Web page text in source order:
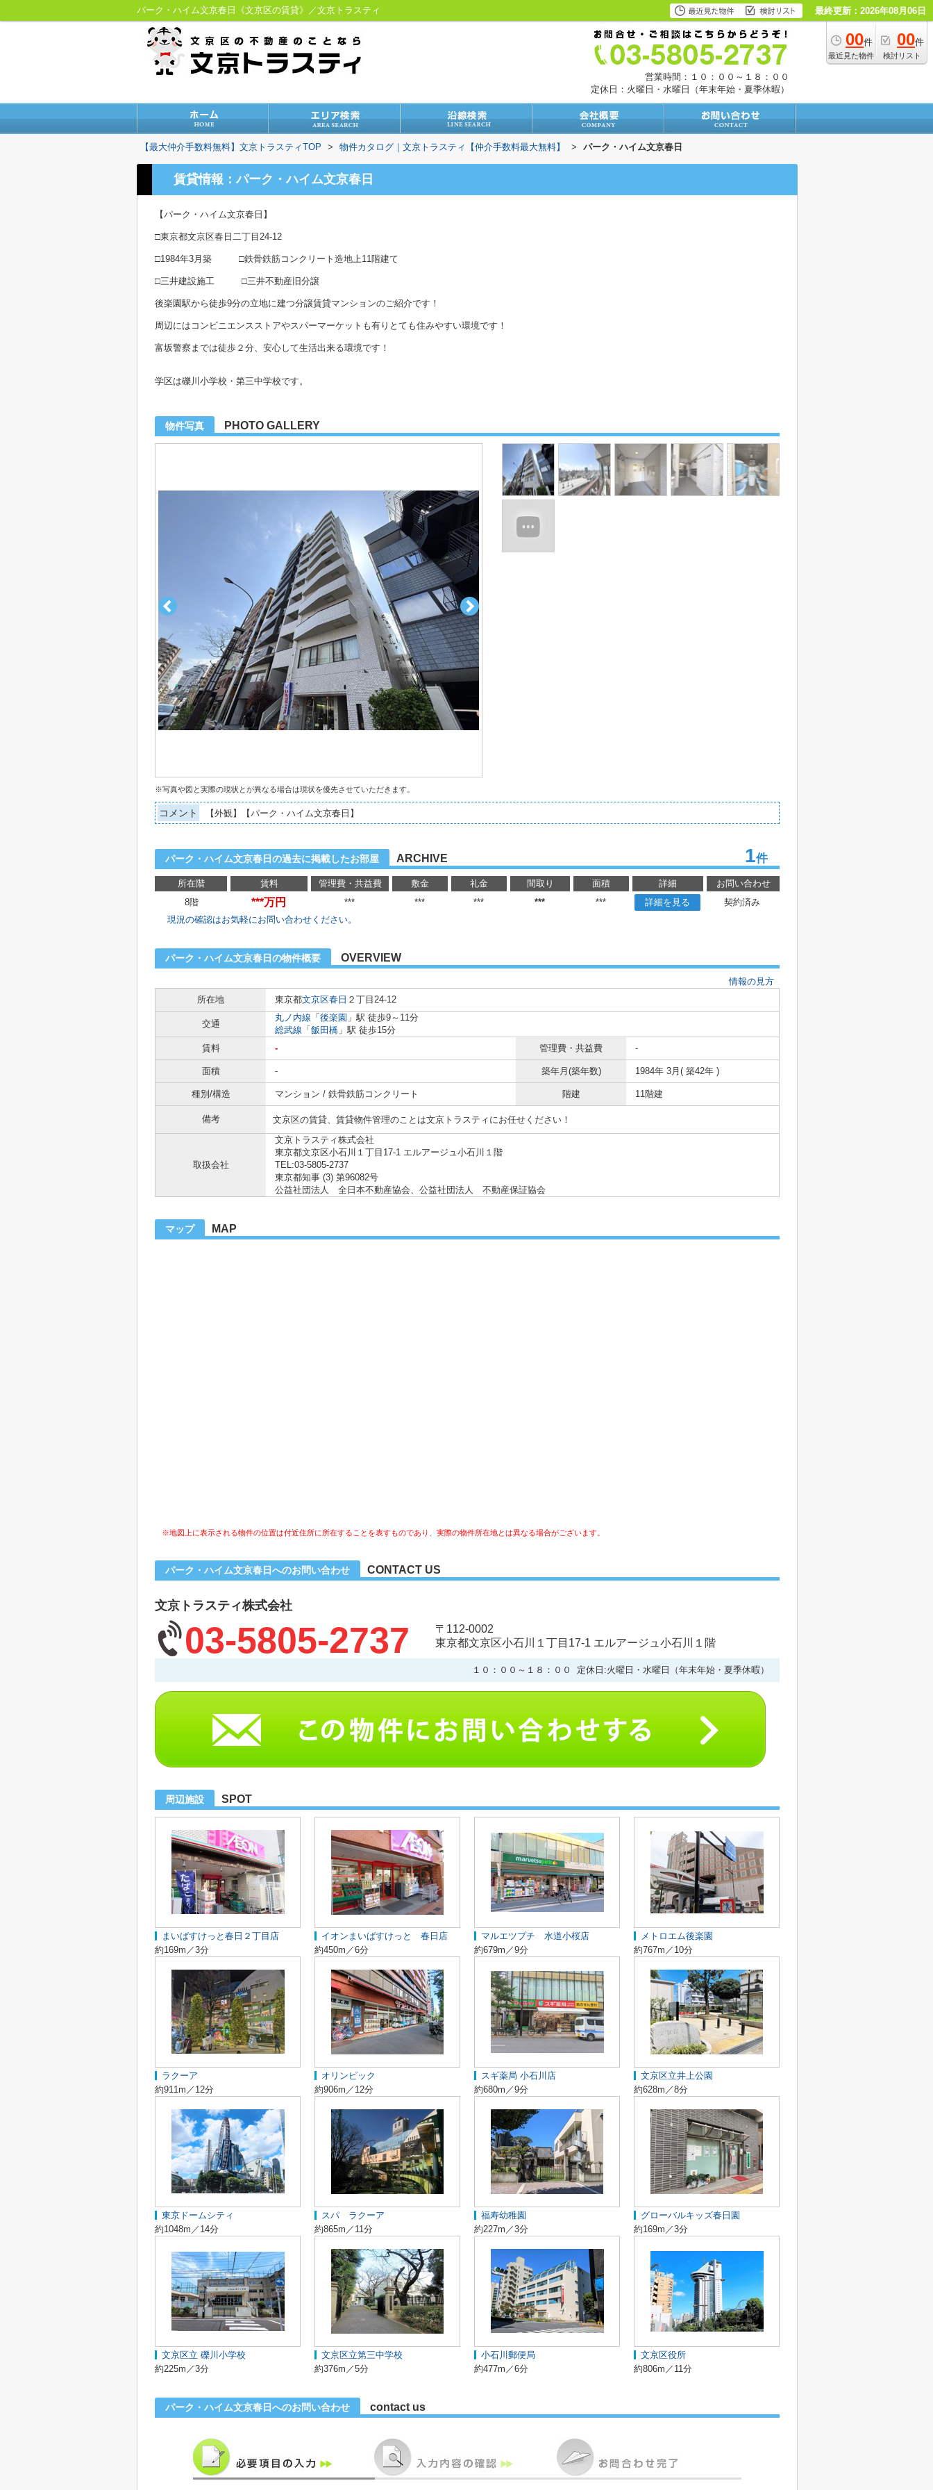
パーク・ハイム文京春日《文京区の賃貸》／文京トラスティ 最終更新：2026年08月06日
00件
最近見た物件
00件
検討リスト
営業時間：１０：００～１８：００
定休日：火曜日・水曜日（年末年始・夏季休暇）
【最大仲介手数料無料】文京トラスティTOP > 物件カタログ｜文京トラスティ【仲介手数料最大無料】 > パーク・ハイム文京春日
賃貸情報：パーク・ハイム文京春日
【パーク・ハイム文京春日】
□東京都文京区春日二丁目24-12
□1984年3月築 □鉄骨鉄筋コンクリート造地上11階建て
□三井建設施工 □三井不動産旧分譲
後楽園駅から徒歩9分の立地に建つ分譲賃貸マンションのご紹介です！
周辺にはコンビニエンスストアやスパーマーケットも有りとても住みやすい環境です！
富坂警察までは徒歩２分、安心して生活出来る環境です！
学区は礫川小学校・第三中学校です。
物件写真 PHOTO GALLERY
※写真や図と実際の現状とが異なる場合は現状を優先させていただきます。
コメント 【外観】【パーク・ハイム文京春日】
パーク・ハイム文京春日の過去に掲載したお部屋 ARCHIVE 1件
所在階 賃料 管理費・共益費 敷金 礼金 間取り 面積 詳細
お問い合わせ
8階
***万円 *** *** *** *** *** 詳細を見る
契約済み
現況の確認はお気軽にお問い合わせください。
パーク・ハイム文京春日の物件概要 OVERVIEW
情報の見方
所在地
東京都文京区春日 ２丁目24-12
交通
丸ノ内線 「 後楽園 」駅 徒歩9～11分
総武線 「 飯田橋 」駅 徒歩15分
賃料
- 管理費・共益費 -
面積 - 築年月(築年数) 1984年 3月( 築42年 )
種別/構造 マンション / 鉄骨鉄筋コンクリート 階建 11階建
備考 文京区の賃貸、賃貸物件管理のことは文京トラスティにお任せください！
取扱会社
文京トラスティ株式会社
東京都文京区小石川１丁目17-1 エルアージュ小石川１階
TEL:03-5805-2737
東京都知事 (3) 第96082号
公益社団法人 全日本不動産協会、公益社団法人 不動産保証協会
マップ MAP
※地図上に表示される物件の位置は付近住所に所在することを表すものであり、実際の物件所在地とは異なる場合がございます。
パーク・ハイム文京春日へのお問い合わせ CONTACT US
文京トラスティ株式会社
03-5805-2737
〒112-0002
東京都文京区小石川１丁目17-1 エルアージュ小石川１階
１０：００～１８：００ 定休日:火曜日・水曜日（年末年始・夏季休暇）
周辺施設 SPOT
まいばすけっと春日２丁目店
約169m／3分
イオンまいばすけっと 春日店
約450m／6分
マルエツプチ 水道小桜店
約679m／9分
メトロエム後楽園
約767m／10分
ラクーア
約911m／12分
オリンピック
約906m／12分
スギ薬局 小石川店
約680m／9分
文京区立井上公園
約628m／8分
東京ドームシティ
約1048m／14分
スパ ラクーア
約865m／11分
福寿幼稚園
約227m／3分
グローバルキッズ春日園
約169m／3分
文京区立 礫川小学校
約225m／3分
文京区立第三中学校
約376m／5分
小石川郵便局
約477m／6分
文京区役所
約806m／11分
パーク・ハイム文京春日へのお問い合わせ contact us